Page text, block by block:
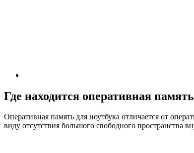
Где находится оперативная
Оперативная память для ноутбука отличается от
виду отсутствия большого свободного пространства